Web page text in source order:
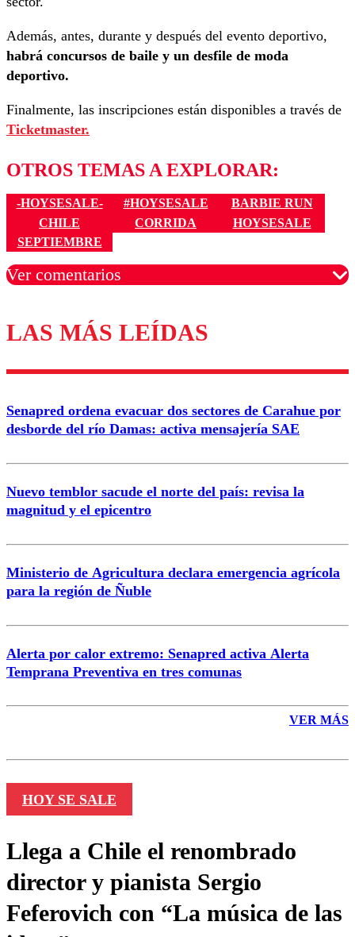
Además, antes, durante y después del evento deportivo,
habrá concursos de baile y un desfile de moda
deportivo.
Finalmente, las inscripciones están disponibles a través de
Ticketmaster.
OTROS TEMAS A EXPLORAR:
-HOYSESALE- #HOYSESALE
BARBIE RUN
CHILE
CORRIDA
HOYSESALE
SEPTIEMBRE
Ver comentarios
Los comentarios son moderados para garantizar un
diálogo respetuoso.
Correo
LAS MÁS LEÍDAS
Senapred ordena evacuar dos sectores de Carahue por
desborde del río Damas: activa mensajería SAE
Nuevo temblor sacude el norte del país: revisa la
magnitud y el epicentro
Ministerio de Agricultura declara emergencia agrícola
para la región de Ñuble
Alerta por calor extremo: Senapred activa Alerta
Temprana Preventiva en tres comunas
VER MÁS
HOY SE SALE
Llega a Chile el renombrado
director y pianista Sergio
Feferovich con “La música de las